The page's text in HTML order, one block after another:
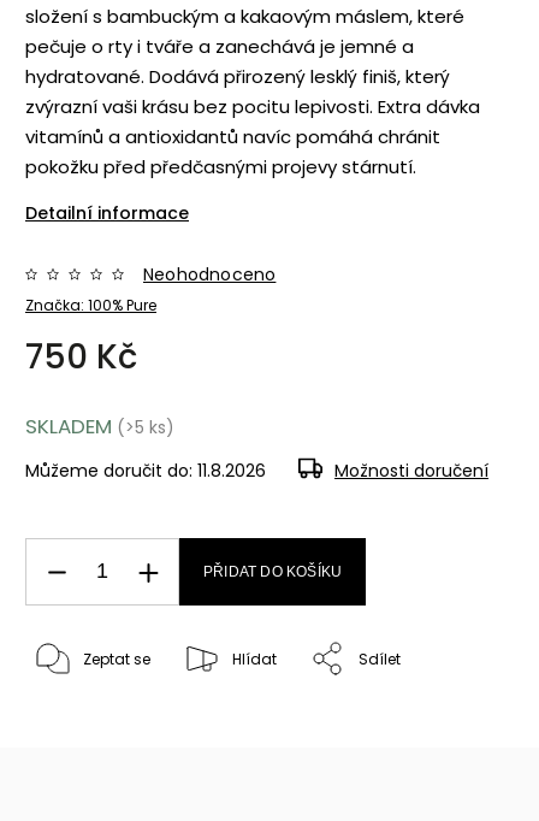
složení s bambuckým a kakaovým máslem, které
pečuje o rty i tváře a zanechává je jemné a
hydratované. Dodává přirozený lesklý finiš, který
zvýrazní vaši krásu bez pocitu lepivosti. Extra dávka
vitamínů a antioxidantů navíc pomáhá chránit
pokožku před předčasnými projevy stárnutí.
Detailní informace
Značka: 100% Pure
Neohodnoceno
750 Kč
SKLADEM (>5 ks)
Můžeme doručit do: 11.8.2026 Možnosti doručení
PŘIDAT DO KOŠÍKU
Zeptat se Hlídat Sdílet